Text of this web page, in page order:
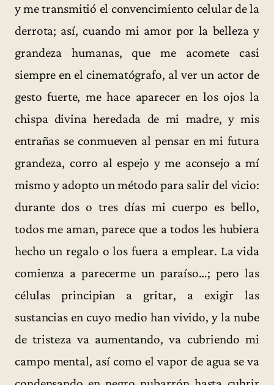
y me transmitió el convencimiento celular de la
derrota; así, cuando mi amor por la belleza y
grandeza humanas, que me acomete casi
siempre en el cinematógrafo, al ver un actor de
gesto fuerte, me hace aparecer en los ojos la
chispa divina heredada de mi madre, y mis
entrañas se conmueven al pensar en mi futura
grandeza, corro al espejo y me aconsejo a mí
mismo y adopto un método para salir del vicio:
durante dos o tres días mi cuerpo es bello,
todos me aman, parece que a todos les hubiera
hecho un regalo o los fuera a emplear. La vida
comienza a parecerme un paraíso…; pero las
células principian a gritar, a exigir las
sustancias en cuyo medio han vivido, y la nube
de tristeza va aumentando, va cubriendo mi
campo mental, así como el vapor de agua se va